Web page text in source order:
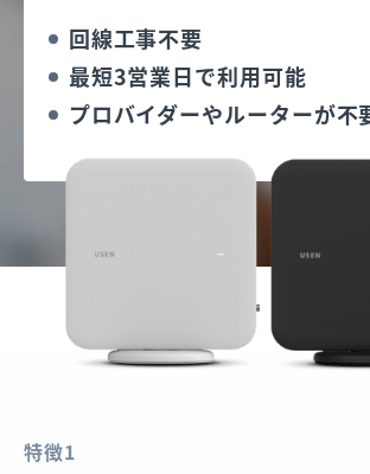
回線工事不要
最短3営業日で利用可能
プロバイダーやルーターが不
特徴1